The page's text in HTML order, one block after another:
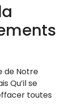
de Notre
Qu’il se
toutes